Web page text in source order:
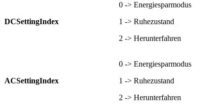
DCSettingIndex
0 -> Energiesparmodus
1 -> Ruhezustand
2 -> Herunterfahren
ACSettingIndex
0 -> Energiesparmodus
1 -> Ruhezustand
2 -> Herunterfahren